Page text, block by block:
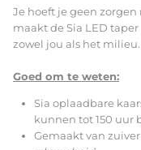
Je hoeft je geen
maakt de Sia LED
zowel jou als het milieu.
Goed om te weten:
Sia oplaadbare
kunnen tot 150 uur
Gemaakt van